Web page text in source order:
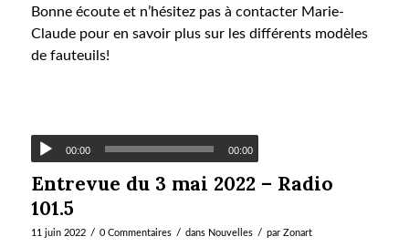
Bonne écoute et n’hésitez pas à contacter Marie-
Claude pour en savoir plus sur les différents modèles
de fauteuils!
00:00 00:00
Entrevue du 3 mai 2022 – Radio
101.5
11 juin 2022 / 0 Commentaires / dans Nouvelles / par Zonart